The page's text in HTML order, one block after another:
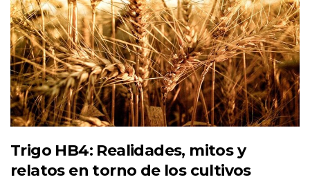
Trigo HB4: Realidades, mitos y
relatos en torno de los cultivos